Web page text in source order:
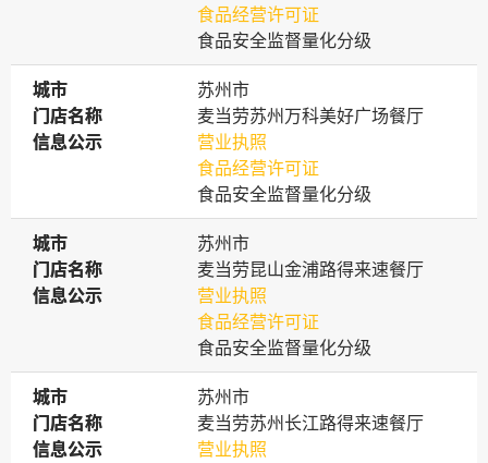
食品经营许可证
食品安全监督量化分级
城市
城市
苏州市
门店名称
门店名称
麦当劳苏州万科美好广场餐厅
信息公示
信息公示
营业执照
食品经营许可证
食品安全监督量化分级
城市
城市
苏州市
门店名称
门店名称
麦当劳昆山金浦路得来速餐厅
信息公示
信息公示
营业执照
食品经营许可证
食品安全监督量化分级
城市
城市
苏州市
门店名称
门店名称
麦当劳苏州长江路得来速餐厅
信息公示
信息公示
营业执照